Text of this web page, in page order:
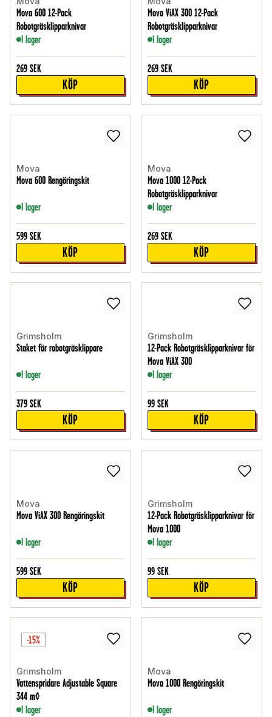
Mova 600 12-Pack
Robotgräsklipparknivar
I lager
269 SEK
KÖP
Mova ViAX 300 12-Pack
Robotgräsklipparknivar
I lager
269 SEK
KÖP
Mova
Mova 600 Rengöringskit
I lager
599 SEK
KÖP
Mova
Mova 1000 12-Pack
Robotgräsklipparknivar
I lager
269 SEK
KÖP
Grimsholm
Staket för robotgräsklippare
I lager
379 SEK
KÖP
Grimsholm
12-Pack Robotgräsklipparknivar för
Mova ViAX 300
I lager
99 SEK
KÖP
Mova
Mova ViAX 300 Rengöringskit
I lager
599 SEK
KÖP
Grimsholm
12-Pack Robotgräsklipparknivar för
Mova 1000
I lager
99 SEK
KÖP
-15%
Grimsholm
Vattenspridare Adjustable Square
344 m²
I lager
Mova
Mova 1000 Rengöringskit
I lager